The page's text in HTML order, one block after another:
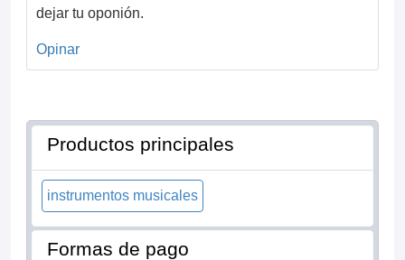
dejar tu oponión.
Opinar
Productos principales
instrumentos musicales
Formas de pago